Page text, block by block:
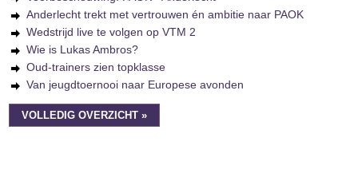
Anderlecht trekt met vertrouwen én ambitie naar PAOK
Wedstrijd live te volgen op VTM 2
Wie is Lukas Ambros?
Oud-trainers zien topklasse
Van jeugdtoernooi naar Europese avonden
VOLLEDIG OVERZICHT »